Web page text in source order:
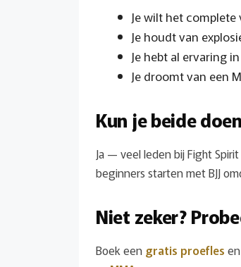
Je wilt het
Je houdt van
Je hebt al ervaring
Je droomt van een
Kun je beide
Ja — veel leden bij Fight
beginners starten met BJJ
Niet zeker?
Boek een gratis proefles